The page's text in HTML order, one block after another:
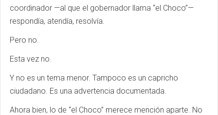
coordinador —al que el gobernador llama “el Choco”—
respondía, atendía, resolvía.
Pero no.
Esta vez no.
Y no es un tema menor. Tampoco es un capricho
ciudadano. Es una advertencia documentada.
Ahora bien, lo de “el Choco” merece mención aparte. No